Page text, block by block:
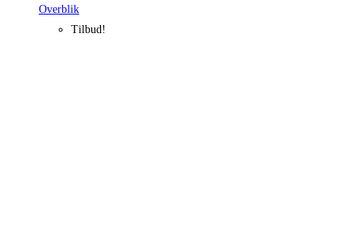
Overblik
Tilbud!